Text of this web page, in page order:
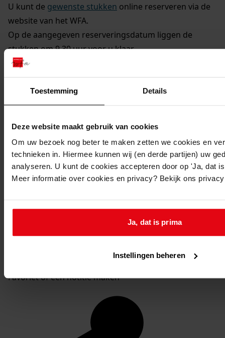
Toestemming Details
Deze website maakt gebruik van cookies
Om uw bezoek nog beter te maken zetten we cookies en
technieken in. Hiermee kunnen wij (en derde partijen) uw
analyseren. U kunt de cookies accepteren door op 'Ja, dat
Meer informatie over cookies en privacy? Bekijk ons
Ja, dat is prima
Instellingen beheren
U kunt de gewenste stukken online reserveren via de
website van het WFA.
Op de aangegeven reserveringsdatum liggen de
stukken om 9.30 uur voor u klaar.
Mijn Studiezaal
Favoriet of een notitie maken